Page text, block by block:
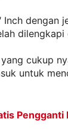
dengan
dilengkapi
cukup
untuk
Pengganti